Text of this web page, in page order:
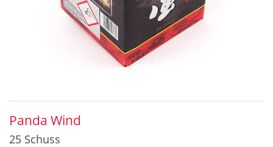
Panda Wind
25 Schuss